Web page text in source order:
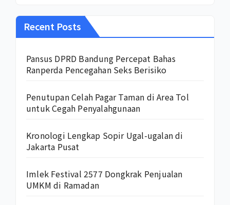
Recent Posts
Pansus DPRD Bandung Percepat Bahas
Ranperda Pencegahan Seks Berisiko
Penutupan Celah Pagar Taman di Area Tol
untuk Cegah Penyalahgunaan
Kronologi Lengkap Sopir Ugal-ugalan di
Jakarta Pusat
Imlek Festival 2577 Dongkrak Penjualan
UMKM di Ramadan